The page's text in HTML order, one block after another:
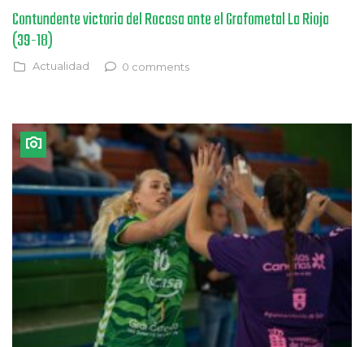
Contundente victoria del Rocasa ante el Grafometal La Rioja
(39-18)
Actualidad 0 comments